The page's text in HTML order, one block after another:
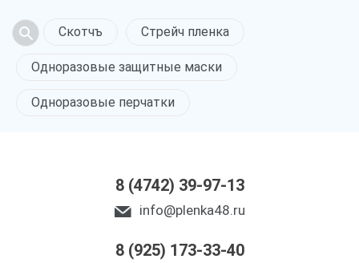
Скотчъ Стрейч пленка
Одноразовые защитные маски
Одноразовые перчатки
8 (4742) 39-97-13
info@plenka48.ru
8 (925) 173-33-40